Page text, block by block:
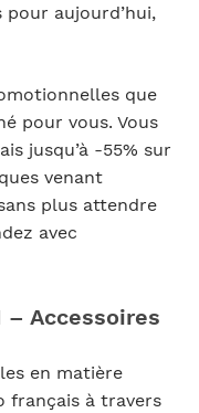
pour aujourd’hui,
que
pour vous. Vous
jusqu’à -55% sur
venant
plus attendre
avec
– Accessoires
en matière
français à travers